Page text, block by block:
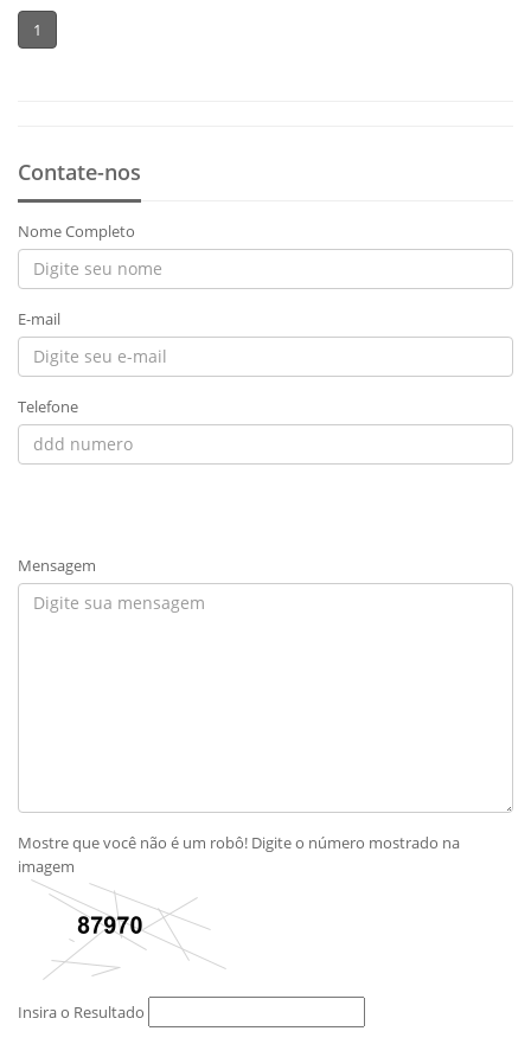
1
Contate-nos
Nome Completo
E-mail
Telefone
Mensagem
Mostre que você não é um robô! Digite o número mostrado na
imagem
Insira o Resultado